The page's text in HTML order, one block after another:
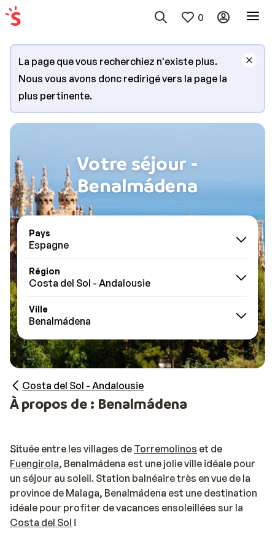
0
La page que vous recherchiez n'existe plus.
Nous vous avons donc redirigé vers la page la
plus pertinente.
Votre séjour -
Benalmádena
Pays
Espagne
Région
Costa del Sol - Andalousie
Ville
Benalmádena
Costa del Sol - Andalousie
À propos de : Benalmádena
Située entre les villages de Torremolinos et de
Fuengirola, Benalmádena est une jolie ville idéale pour
un séjour au soleil. Station balnéaire très en vue de la
province de Malaga, Benalmádena est une destination
idéale pour profiter de vacances ensoleillées sur la
Costa del Sol !